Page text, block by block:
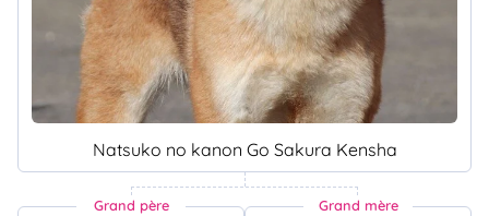
Natsuko no kanon Go Sakura Kensha
Grand père Grand mère